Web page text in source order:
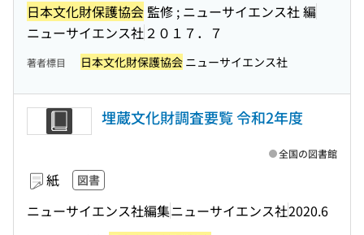
日本文化財保護協会 監修 ; ニューサイエンス社 編
ニューサイエンス社 ２０１７．７
著者標目 日本文化財保護協会 ニューサイエンス社
埋蔵文化財調査要覧 令和2年度
紙 図書
ニューサイエンス社編集ニューサイエンス社2020.6
全国の図書館